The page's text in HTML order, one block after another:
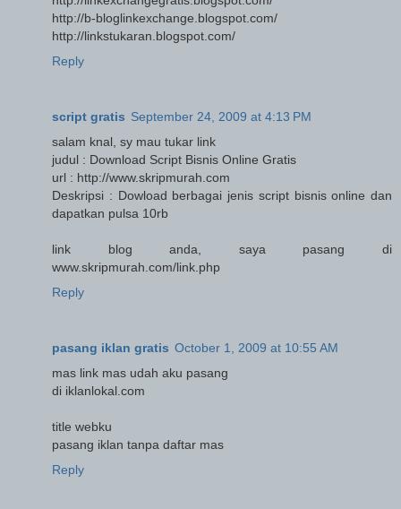
http://b-bloglinkexchange.blogspot.com/
http://linkstukaran.blogspot.com/
Reply
script gratis September 24, 2009 at 4:13 PM
salam knal, sy mau tukar link
judul : Download Script Bisnis Online Gratis
url : http://www.skripmurah.com
Deskripsi : Dowload berbagai jenis script bisnis online dan
dapatkan pulsa 10rb
link blog anda, saya pasang di
www.skripmurah.com/link.php
Reply
pasang iklan gratis October 1, 2009 at 10:55 AM
mas link mas udah aku pasang
di iklanlokal.com
title webku
pasang iklan tanpa daftar mas
Reply